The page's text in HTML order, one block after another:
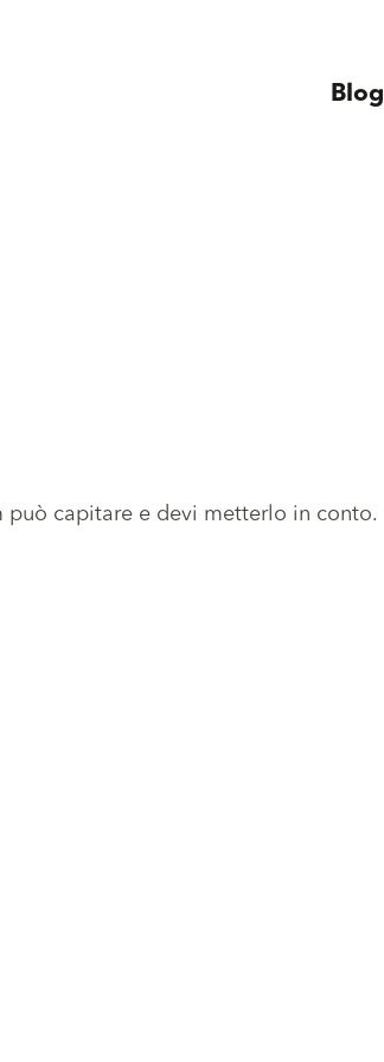
Blog
può capitare e devi metterlo in conto.